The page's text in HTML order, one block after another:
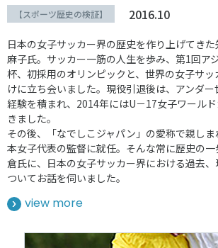
【スポーツ歴史の検証】 2016.10
日本の女子サッカー界の歴史を作り上げてき
麻子氏。サッカー一筋の人生を歩み、第1回ア
杯、初採用のオリンピックと、世界の女子サ
けに立ち会いました。現役引退後は、アンダ
経験を積まれ、2014年にはU－17女子ワール
きました。
その後、「なでしこジャパン」の愛称で親し
本女子代表の監督に就任。そんな常に歴史の
倉氏に、日本の女子サッカー界における過去
ついてお話を伺いました。
view more